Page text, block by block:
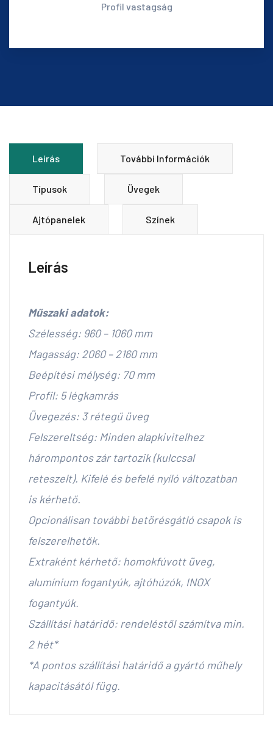
Profil vastagság
Leírás További Információk
Típusok Üvegek
Ajtópanelek Színek
Leírás
Műszaki adatok:
Szélesség: 960 – 1060 mm
Magasság: 2060 – 2160 mm
Beépítési mélység: 70 mm
Profil: 5 légkamrás
Üvegezés: 3 rétegű üveg
Felszereltség: Minden alapkivitelhez
hárompontos zár tartozik (kulccsal
reteszelt). Kifelé és befelé nyíló változatban
is kérhető.
Opcionálisan további betörésgátló csapok is
felszerelhetők.
Extraként kérhető: homokfúvott üveg,
alumínium fogantyúk, ajtóhúzók, INOX
fogantyúk.
Szállítási határidő: rendeléstől számítva min.
2 hét*
*A pontos szállítási határidő a gyártó műhely
kapacitásától függ.